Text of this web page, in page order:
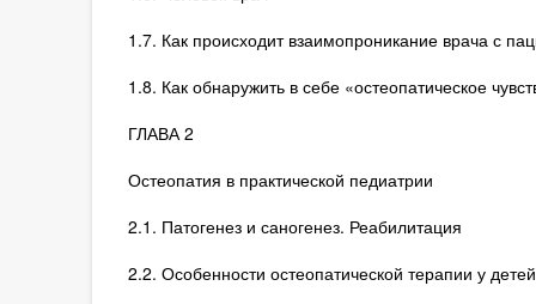
1.7. Как происходит взаимопроникание врача с
1.8. Как обнаружить в себе «остеопатическое
ГЛАВА 2
Остеопатия в практической педиатрии
2.1. Патогенез и саногенез. Реабилитация
2.2. Особенности остеопатической терапии у детей